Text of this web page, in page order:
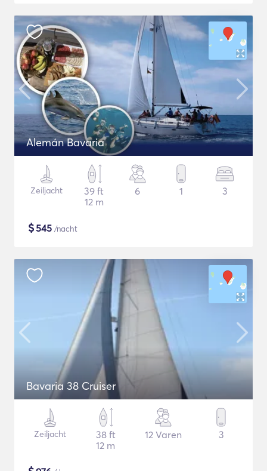
Alemán Bavaria
Zeiljacht
39 ft
12 m
6 1 3
$545 /nacht
Bavaria 38 Cruiser
Zeiljacht
38 ft
12 m
12 Varen 3